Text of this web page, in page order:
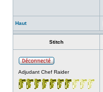
Haut
Stitch
Adjudant Chef Raider